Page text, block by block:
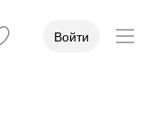
Войти